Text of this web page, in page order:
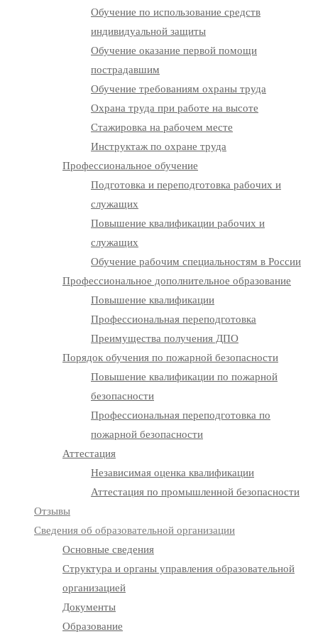
Обучение по использование средств
индивидуальной защиты
Обучение оказание первой помощи
пострадавшим
Обучение требованиям охраны труда
Охрана труда при работе на высоте
Стажировка на рабочем месте
Инструктаж по охране труда
Профессиональное обучение
Подготовка и переподготовка рабочих и
служащих
Повышение квалификации рабочих и
служащих
Обучение рабочим специальностям в России
Профессиональное дополнительное образование
Повышение квалификации
Профессиональная переподготовка
Преимущества получения ДПО
Порядок обучения по пожарной безопасности
Повышение квалификации по пожарной
безопасности
Профессиональная переподготовка по
пожарной безопасности
Аттестация
Независимая оценка квалификации
Аттестация по промышленной безопасности
Отзывы
Сведения об образовательной организации
Основные сведения
Структура и органы управления образовательной
организацией
Документы
Образование